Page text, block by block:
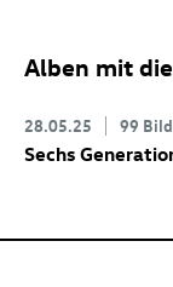
Alben mit
28.05.25 99
Sechs